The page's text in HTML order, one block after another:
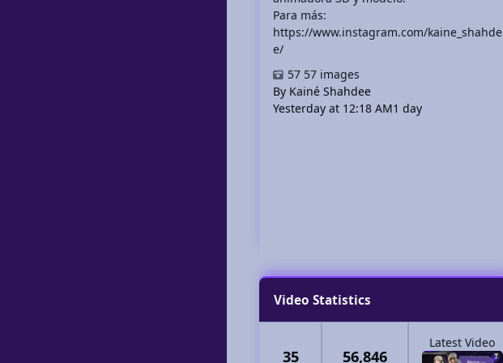
Para más:
https://www.instagram.com/kaine_shahde
e/
57 images
By Kainé Shahdee
Yesterday at 12:18 AM1 day
Video Statistics
35 56,846
Latest Video